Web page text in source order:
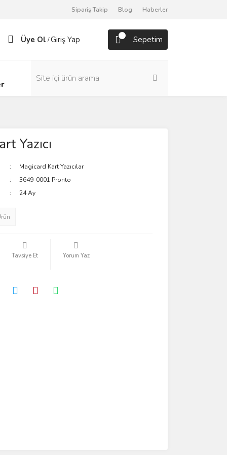
Sipariş Takip Blog Haberler
Üye Ol /Giriş Yap Sepetim
Yazıcı
Magicard Kart Yazıcılar
3649-0001 Pronto
24 Ay
Tavsiye Et Yorum Yaz